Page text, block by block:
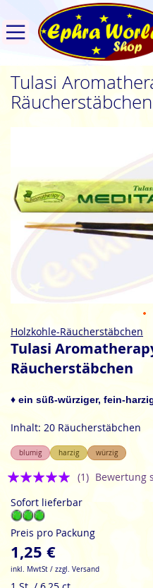
Tulasi
Räucherstäbchen
springen
Zum
Anfang
Bildgalerie
Holzkohle-Räucherstäbchen
Tulasi
Räucherstäbchen
♦ ein süß-würziger, fein-
Inhalt: 20 Räucherstäbchen
blumig harzig würzig
Bewertung:
(1) Bewertung
Sofort lieferbar
Preis pro Packung
1,25 €
inkl. MwtSt / zzgl. Versand